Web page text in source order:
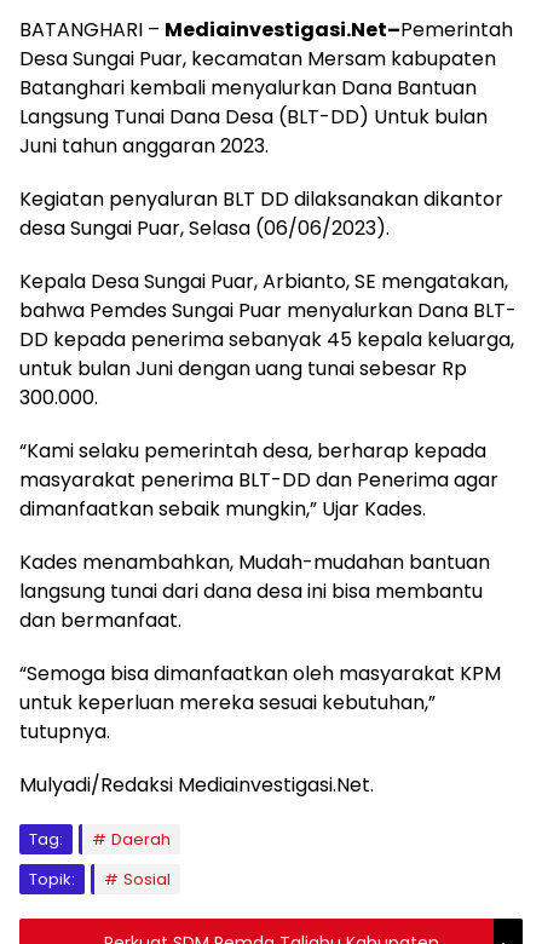
BATANGHARI – Mediainvestigasi.Net–Pemerintah
Desa Sungai Puar, kecamatan Mersam kabupaten
Batanghari kembali menyalurkan Dana Bantuan
Langsung Tunai Dana Desa (BLT-DD) Untuk bulan
Juni tahun anggaran 2023.
Kegiatan penyaluran BLT DD dilaksanakan dikantor
desa Sungai Puar, Selasa (06/06/2023).
Kepala Desa Sungai Puar, Arbianto, SE mengatakan,
bahwa Pemdes Sungai Puar menyalurkan Dana BLT-
DD kepada penerima sebanyak 45 kepala keluarga,
untuk bulan Juni dengan uang tunai sebesar Rp
300.000.
“Kami selaku pemerintah desa, berharap kepada
masyarakat penerima BLT-DD dan Penerima agar
dimanfaatkan sebaik mungkin,” Ujar Kades.
Kades menambahkan, Mudah-mudahan bantuan
langsung tunai dari dana desa ini bisa membantu
dan bermanfaat.
“Semoga bisa dimanfaatkan oleh masyarakat KPM
untuk keperluan mereka sesuai kebutuhan,”
tutupnya.
Mulyadi/Redaksi Mediainvestigasi.Net.
Tag:
Daerah
Topik:
Sosial